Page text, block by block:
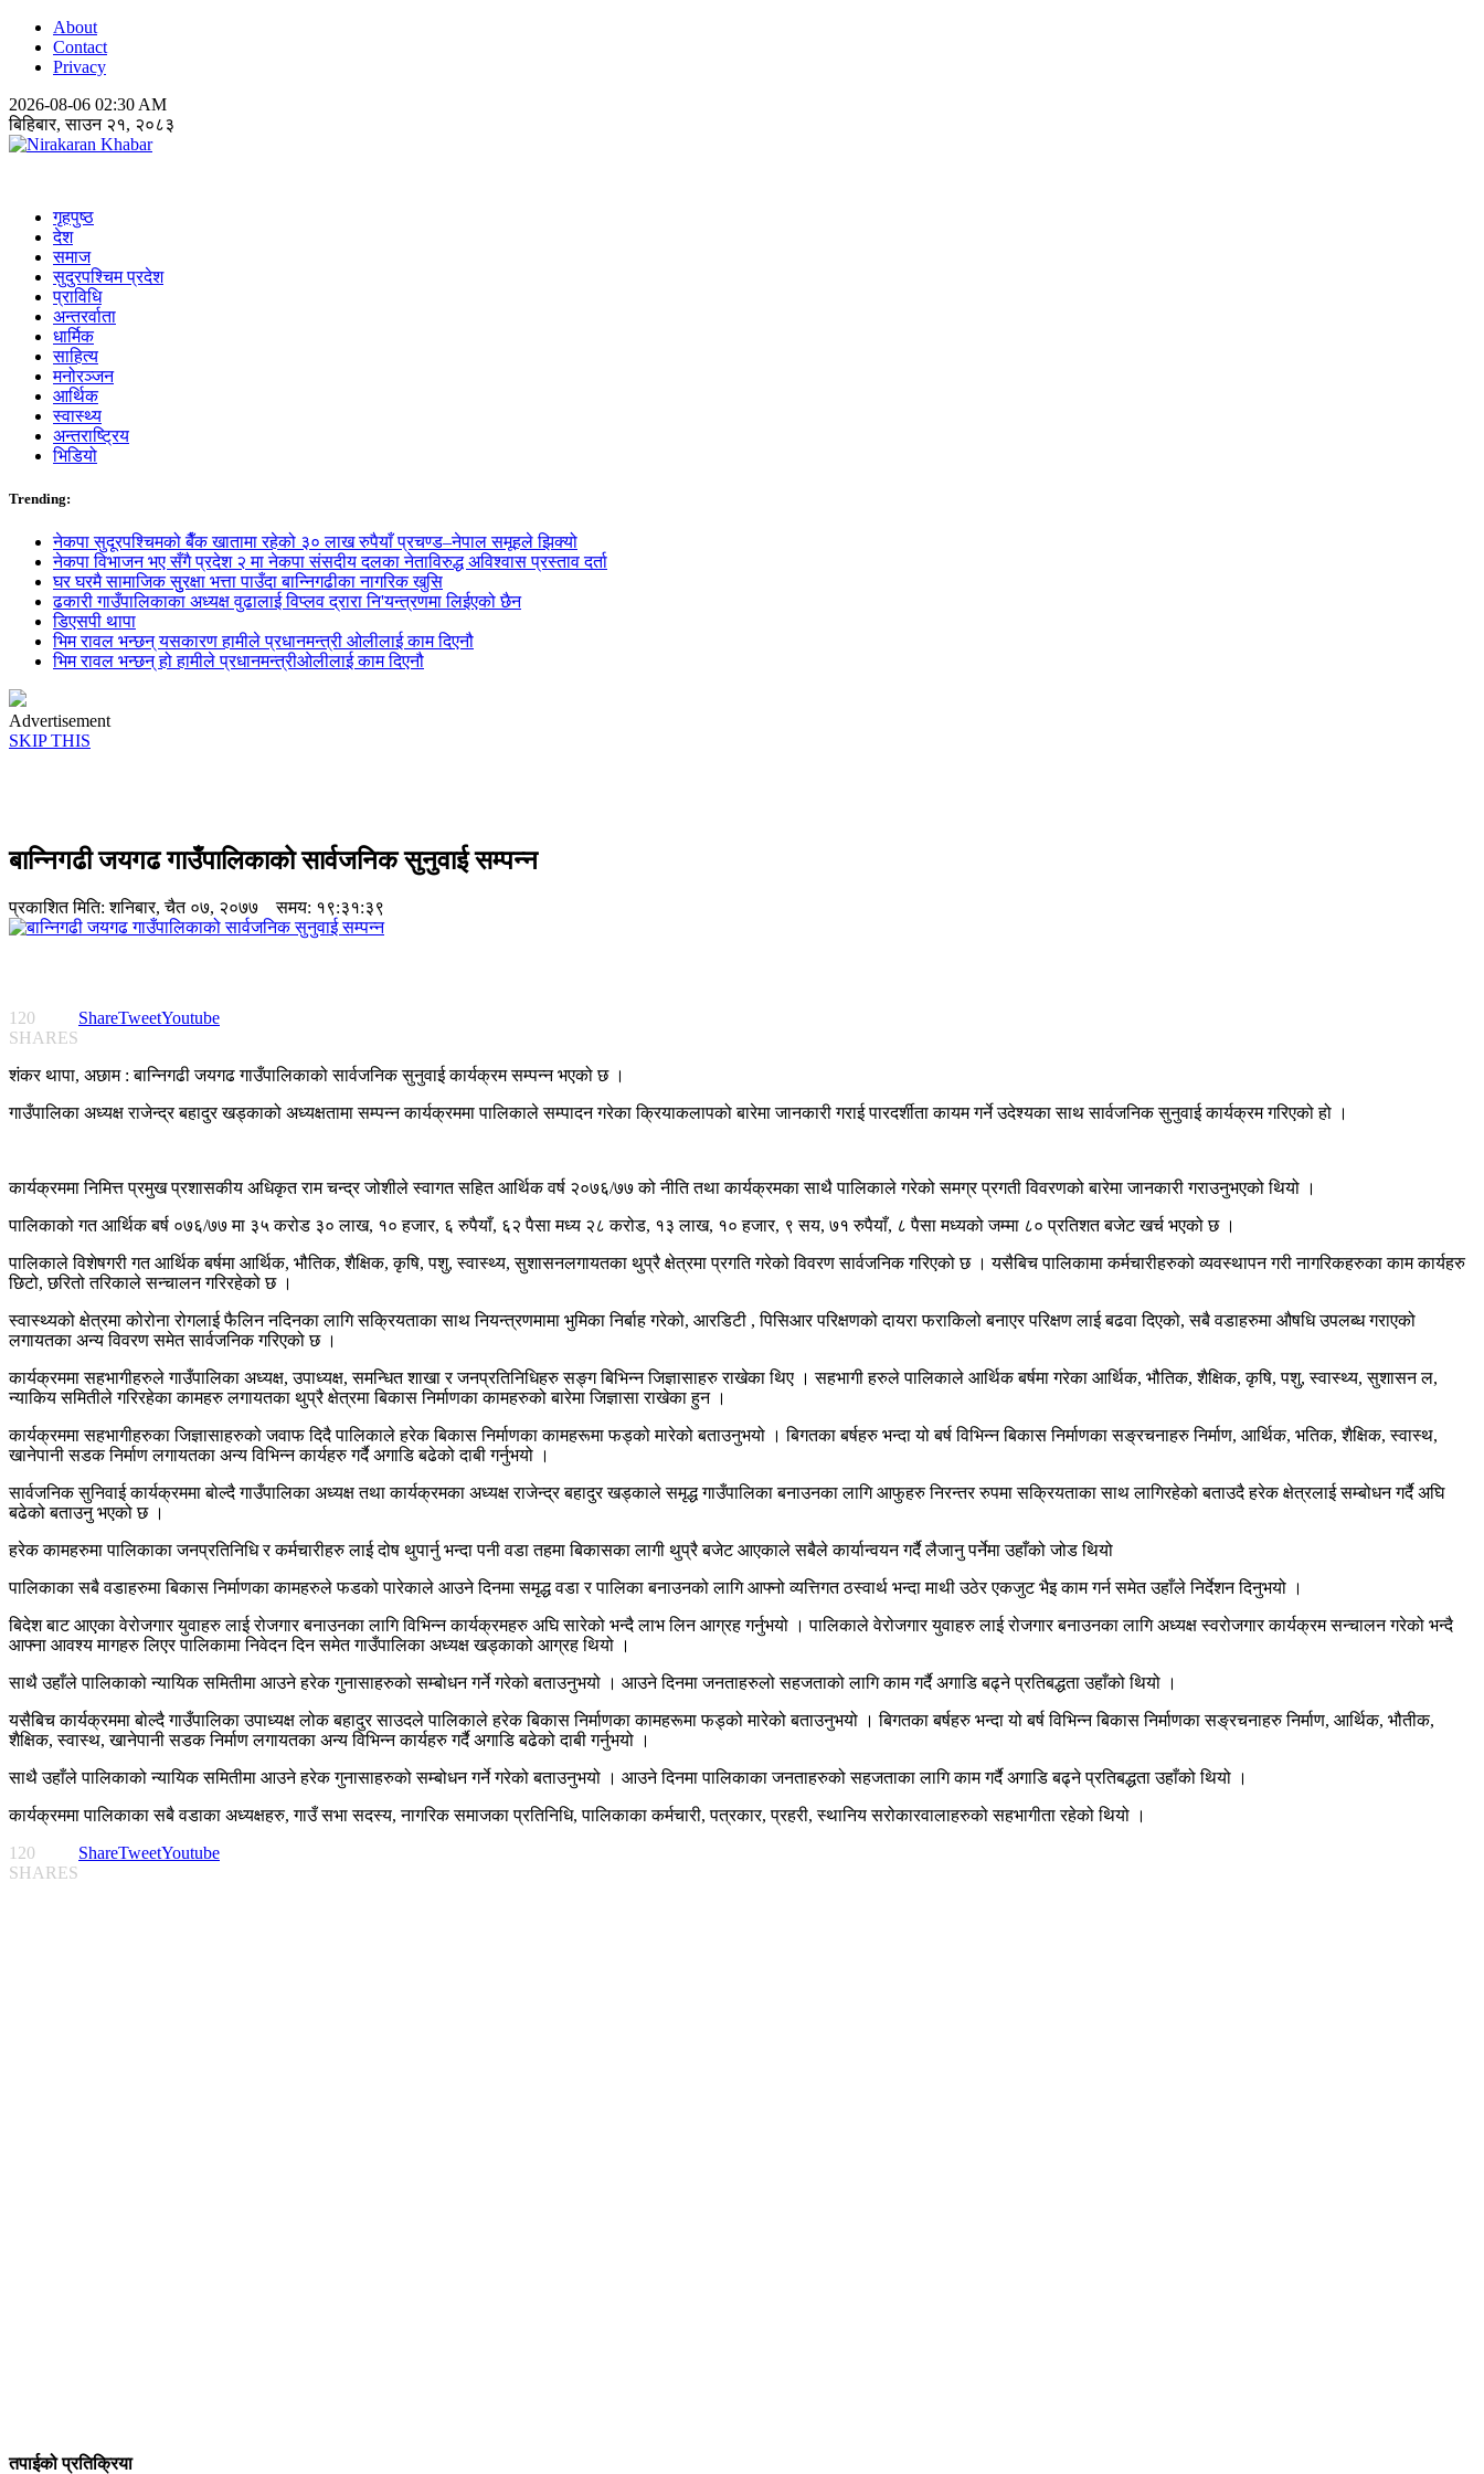
About
Contact
Privacy
2026-08-06 02:30 AM
बिहिबार, साउन २१, २०८३
गृहपुष्ठ
देश
समाज
सुदुरपश्चिम प्रदेश
प्राविधि
अन्तरर्वाता
धार्मिक
साहित्य
मनोरञ्जन
आर्थिक
स्वास्थ्य
अन्तराष्ट्रिय
भिडियो
Trending:
नेकपा सुदूरपश्चिमको बैँक खातामा रहेको ३० लाख रुपैयाँ प्रचण्ड–नेपाल समूहले झिक्य‍ो
नेकपा विभाजन भए सँगै प्रदेश २ मा नेकपा संसदीय दलका नेताविरुद्ध अविश्वास प्रस्ताव दर्ता
घर घरमै सामाजिक सुुरक्षा भत्ता पाउँदा बान्निगढीका नागरिक खुसि
ढकारी गाउँपालिकाका अध्यक्ष वुढालाई विप्लव द्रारा नि'यन्त्रणमा लिईएको छैन
डिएसपी थापा
भिम रावल भन्छन् यसकारण हामीले प्रधानमन्त्री ओलीलाई काम दिएनौ
भिम रावल भन्छन् हो हामीले प्रधानमन्त्रीओलीलाई काम दिएनौ
Advertisement
SKIP THIS
बान्निगढी जयगढ गाउँपालिकाको सार्वजनिक सुनुवाई सम्पन्न
प्रकाशित मिति:शनिबार, चैत ०७, २०७७ समय: १९:३१:३९
120
SHARES
ShareTweetYoutube
शंकर थापा, अछाम : बान्निगढी जयगढ गाउँपालिकाको सार्वजनिक सुनुवाई कार्यक्रम सम्पन्न भएको छ ।
गाउँपालिका अध्यक्ष राजेन्द्र बहादुर खड्काको अध्यक्षतामा सम्पन्न कार्यक्रममा पालिकाले सम्पादन गरेका क्रियाकलापको बारेमा जानकारी गराई पारदर्शीता कायम गर्ने उदेश्यका साथ सार्वजनिक सुनुवाई कार्यक्रम गरिएको हो ।
कार्यक्रममा निमित्त प्रमुख प्रशासकीय अधिकृत राम चन्द्र जोशीले स्वागत सहित आर्थिक वर्ष २०७६/७७ को नीति तथा कार्यक्रमका साथै पालिकाले गरेको समग्र प्रगती विवरणको बारेमा जानकारी गराउनुभएको थियो ।
पालिकाको गत आर्थिक बर्ष ०७६/७७ मा ३५ करोड ३० लाख, १० हजार, ६ रुपैयाँ, ६२ पैसा मध्य २८ करोड, १३ लाख, १० हजार, ९ सय, ७१ रुपैयाँ, ८ पैसा मध्यको जम्मा ८० प्रतिशत बजेट खर्च भएको छ ।
पालिकाले विशेषगरी गत आर्थिक बर्षमा आर्थिक, भौतिक, शैक्षिक, कृषि, पशु, स्वास्थ्य, सुशासनलगायतका थुप्रै क्षेत्रमा प्रगति गरेको विवरण सार्वजनिक गरिएको छ । यसैबिच पालिकामा कर्मचारीहरुको व्यवस्थापन गरी नागरिकहरुका काम कार्यहरु
छिटो, छरितो तरिकाले सन्चालन गरिरहेको छ ।
स्वास्थ्यको क्षेत्रमा कोरोना रोगलाई फैलिन नदिनका लागि सक्रियताका साथ नियन्त्रणमामा भुमिका निर्बाह गरेको, आरडिटी , पिसिआर परिक्षणको दायरा फराकिलो बनाएर परिक्षण लाई बढवा दिएको, सबै वडाहरुमा औषधि उपलब्ध गराएको
लगायतका अन्य विवरण समेत सार्वजनिक गरिएको छ ।
कार्यक्रममा सहभागीहरुले गाउँपालिका अध्यक्ष, उपाध्यक्ष, समन्धित शाखा र जनप्रतिनिधिहरु सङ्ग बिभिन्न जिज्ञासाहरु राखेका थिए । सहभागी हरुले पालिकाले आर्थिक बर्षमा गरेका आर्थिक, भौतिक, शैक्षिक, कृषि, पशु, स्वास्थ्य, सुशासन ल,
न्याकिय समितीले गरिरहेका कामहरु लगायतका थुप्रै क्षेत्रमा बिकास निर्माणका कामहरुको बारेमा जिज्ञासा राखेका हुन ।
कार्यक्रममा सहभागीहरुका जिज्ञासाहरुको जवाफ दिदै पालिकाले हरेक बिकास निर्माणका कामहरूमा फड्को मारेको बताउनुभयो । बिगतका बर्षहरु भन्दा यो बर्ष विभिन्न बिकास निर्माणका सङ्रचनाहरु निर्माण, आर्थिक, भतिक, शैक्षिक, स्वास्थ,
खानेपानी सडक निर्माण लगायतका अन्य विभिन्न कार्यहरु गर्दै अगाडि बढेको दाबी गर्नुभयो ।
सार्वजनिक सुनिवाई कार्यक्रममा बोल्दै गाउँपालिका अध्यक्ष तथा कार्यक्रमका अध्यक्ष राजेन्द्र बहादुर खड्काले समृद्ध गाउँपालिका बनाउनका लागि आफुहरु निरन्तर रुपमा सक्रियताका साथ लागिरहेको बताउदै हरेक क्षेत्रलाई सम्बोधन गर्दै अघि
बढेको बताउनु भएको छ ।
हरेक कामहरुमा पालिकाका जनप्रतिनिधि र कर्मचारीहरु लाई दोष थुपार्नु भन्दा पनी वडा तहमा बिकासका लागी थुप्रै बजेट आएकाले सबैले कार्यान्वयन गर्दै लैजानु पर्नेमा उहाँको जोड थियो
पालिकाका सबै वडाहरुमा बिकास निर्माणका कामहरुले फडको पारेकाले आउने दिनमा समृद्ध वडा र पालिका बनाउनको लागि आफ्नो व्यत्तिगत ठस्वार्थ भन्दा माथी उठेर एकजुट भैइ काम गर्न समेत उहाँले निर्देशन दिनुभयो ।
बिदेश बाट आएका वेरोजगार युवाहरु लाई रोजगार बनाउनका लागि विभिन्न कार्यक्रमहरु अघि सारेको भन्दै लाभ लिन आग्रह गर्नुभयो । पालिकाले वेरोजगार युवाहरु लाई रोजगार बनाउनका लागि अध्यक्ष स्वरोजगार कार्यक्रम सन्चालन गरेको भन्दै
आफ्ना आवश्य मागहरु लिएर पालिकामा निवेदन दिन समेत गाउँपालिका अध्यक्ष खड्काको आग्रह थियो ।
साथै उहाँले पालिकाको न्यायिक समितीमा आउने हरेक गुनासाहरुको सम्बोधन गर्ने गरेको बताउनुभयो । आउने दिनमा जनताहरुलो सहजताको लागि काम गर्दै अगाडि बढ्ने प्रतिबद्धता उहाँको थियो ।
यसैबिच कार्यक्रममा बोल्दै गाउँपालिका उपाध्यक्ष लोक बहादुर साउदले पालिकाले हरेक बिकास निर्माणका कामहरूमा फड्को मारेको बताउनुभयो । बिगतका बर्षहरु भन्दा यो बर्ष विभिन्न बिकास निर्माणका सङ्रचनाहरु निर्माण, आर्थिक, भौतीक,
शैक्षिक, स्वास्थ, खानेपानी सडक निर्माण लगायतका अन्य विभिन्न कार्यहरु गर्दै अगाडि बढेको दाबी गर्नुभयो ।
साथै उहाँले पालिकाको न्यायिक समितीमा आउने हरेक गुनासाहरुको सम्बोधन गर्ने गरेको बताउनुभयो । आउने दिनमा पालिकाका जनताहरुको सहजताका लागि काम गर्दै अगाडि बढ्ने प्रतिबद्धता उहाँको थियो ।
कार्यक्रममा पालिकाका सबै वडाका अध्यक्षहरु, गाउँ सभा सदस्य, नागरिक समाजका प्रतिनिधि, पालिकाका कर्मचारी, पत्रकार, प्रहरी, स्थानिय सरोकारवालाहरुको सहभागीता रहेको थियो ।
120
SHARES
ShareTweetYoutube
तपाईको प्रतिक्रिया